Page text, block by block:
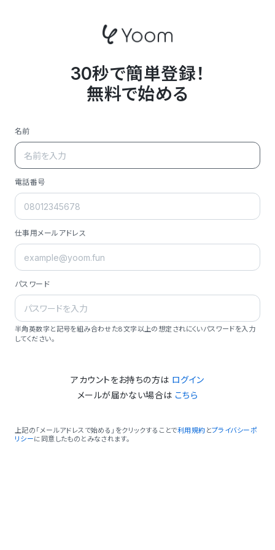
30秒で簡単登録！
無料で始める
名前
電話番号
仕事用メールアドレス
パスワード
半角英数字と記号を組み合わせた8文字以上の想定されにくいパスワードを入力
してください。
アカウントをお持ちの方は ログイン
メールが届かない場合は こちら
上記の「メールアドレスで始める」をクリックすることで利用規約 とプライバシーポ
リシーに同意したものとみなされます。